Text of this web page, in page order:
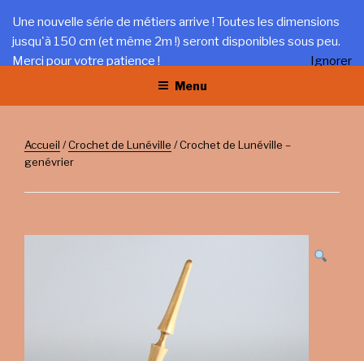
contenu
principal
LA TRÉFILERIE
Gîte et artisanat au coeur du Jura
Menu
Accueil /Crochet de Lunéville / Crochet de Lunéville –
genévrier
Une nouvelle série de métiers arrive ! Toutes les dimensions
jusqu'à 150 cm (et même 2m !) seront disponibles sous peu.
Merci pour votre patience !
Ignorer